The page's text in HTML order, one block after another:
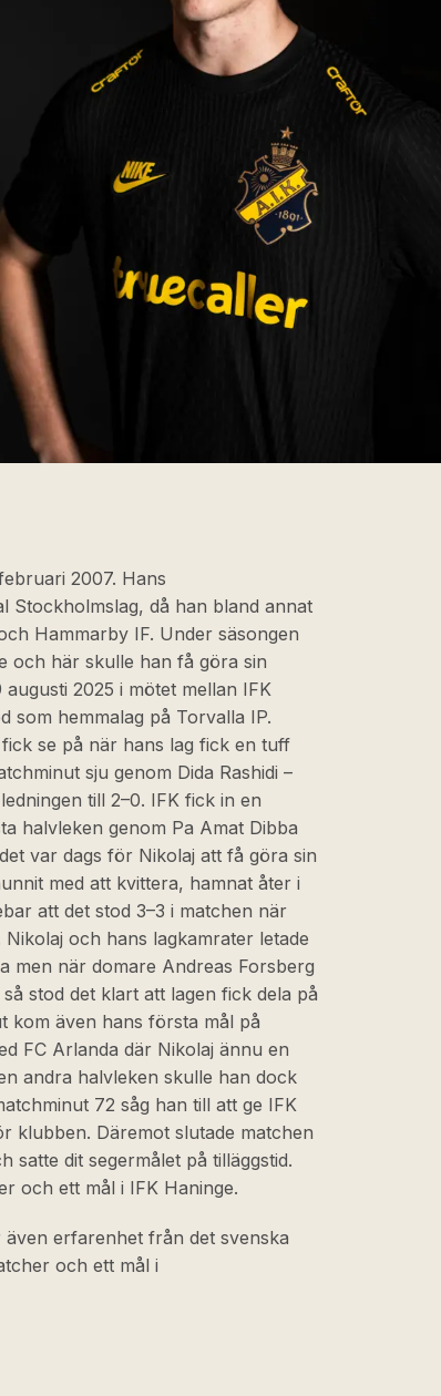
2007. Hans
då han bland annat
Hammarby IF. Under säsongen
och här skulle han få göra sin
2025 i mötet mellan IFK
som hemmalag på Torvalla IP.
se på när hans lag fick en tuff
sju genom Dida Rashidi –
till 2–0. IFK fick in en
halvleken genom Pa Amat Dibba
var dags för Nikolaj att få göra sin
med att kvittera, hamnat åter i
att det stod 3–3 i matchen när
och hans lagkamrater letade
men när domare Andreas Forsberg
stod det klart att lagen fick dela på
kom även hans första mål på
FC Arlanda där Nikolaj ännu en
andra halvleken skulle han dock
72 såg han till att ge IFK
klubben. Däremot slutade matchen
satte dit segermålet på tilläggstid.
och ett mål i IFK Haninge.
erfarenhet från det svenska
och ett mål i